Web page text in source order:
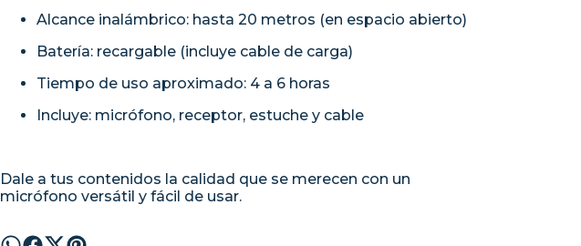
Alcance inalámbrico: hasta 20 metros (en espacio abierto)
Batería: recargable (incluye cable de carga)
Tiempo de uso aproximado: 4 a 6 horas
Incluye: micrófono, receptor, estuche y cable
Dale a tus contenidos la calidad que se merecen con un
micrófono versátil y fácil de usar.